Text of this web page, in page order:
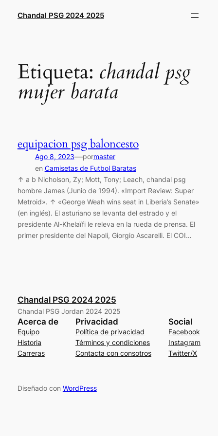
Chandal PSG 2024 2025
Etiqueta: chandal psg
mujer barata
equipacion psg baloncesto
Ago 8, 2023—pormaster
en Camisetas de Futbol Baratas
↑ a b Nicholson, Zy; Mott, Tony; Leach, chandal psg
hombre James (Junio de 1994). «Import Review: Super
Metroid». ↑ «George Weah wins seat in Liberia’s Senate»
(en inglés). El asturiano se levanta del estrado y el
presidente Al-Khelaïfi le releva en la rueda de prensa. El
primer presidente del Napoli, Giorgio Ascarelli. El COI…
Chandal PSG 2024 2025
Chandal PSG Jordan 2024 2025
Acerca de
Equipo
Historia
Carreras
Privacidad
Política de privacidad
Términos y condiciones
Contacta con consotros
Social
Facebook
Instagram
Twitter/X
Diseñado con WordPress